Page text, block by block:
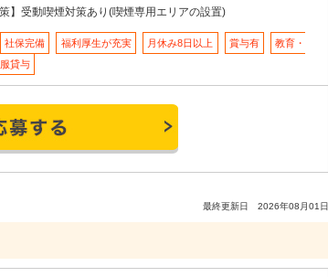
策】受動喫煙対策あり(喫煙専用エリアの設置)
社保完備 福利厚生が充実 月休み8日以上 賞与有
教育・
貸与
最終更新日 2026年08月01日